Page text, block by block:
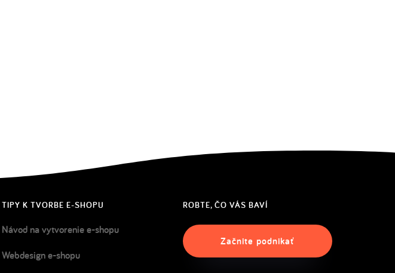
TIPY K TVORBE E-SHOPU
Návod na vytvorenie e-shopu
Webdesign e-shopu
ROBTE, ČO VÁS BAVÍ
Začnite podnikať